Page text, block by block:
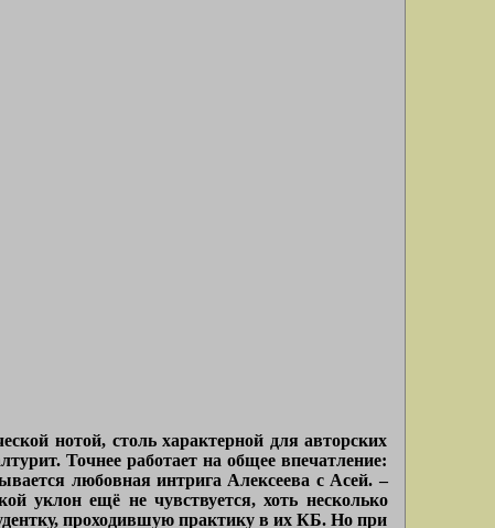
нотой, столь характерной для авторских
Точнее работает на общее впечатление:
любовная интрига Алексеева с Асей. –
уклон ещё не чувствуется, хоть несколько
проходившую практику в их КБ. Но при